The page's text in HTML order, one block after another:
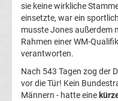
Ergebnisse
3.
Ergebnisse
sie keine wirkliche
einsetzte, war ein
musste Jones außerdem
Rahmen einer WM-
verantworten.
Nach 543 Tagen zog der
vor die Tür! Kein
Männern - hatte eine